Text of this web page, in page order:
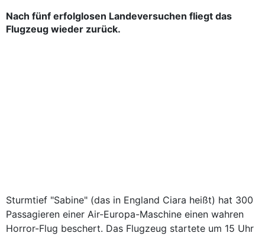
Nach fünf erfolglosen Landeversuchen fliegt das
Flugzeug wieder zurück.
Sturmtief "Sabine" (das in England Ciara heißt) hat 300
Passagieren einer Air-Europa-Maschine einen wahren
Horror-Flug beschert. Das Flugzeug startete um 15 Uhr